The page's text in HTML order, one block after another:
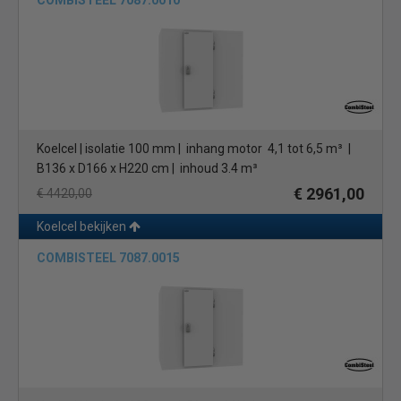
Ontdek de ultieme oplossing voor het koelen en bewaren van
zijn ontworpen voor eenvoudige installatie en maximale
supermarkten, cateringbedrijven en meer.
Eenvoudige Installatie met Voorgemonteerde Motor
Onze Tefcold koelcellen plug & play worden geleverd met een
voorgemonteerde motor in het paneel, waardoor de installatie
motorunit hoeft te installeren, waardoor je tijd en kosten
bespaart bij het opbouwen van de koelcel.
Flexibele Afmetingen voor Jouw Behoeften
tot wel 300 cm, waardoor je de juiste maat
Koelcel | isolatie 100 mm | inhang motor 4,1 tot 6,5 m³ |
B136 x D166 x H220 cm | inhoud 3.4 m³
€ 4420,00
€ 2961,00
Koelcel bekijken
COMBISTEEL 7087.0015